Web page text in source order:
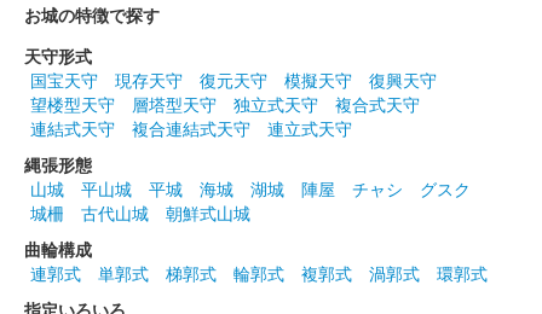
上山城 御城印
販売終了
上山城 御城印 夏限定
お城の特徴で探す
天守形式
国宝天守
現存天守 復元天守 模擬天守
復興天守
望楼型天守
層塔型天守 独立式天守
複合式天守
連結式天守
複合連結式天守
連立式天守
縄張形態
山城
平山城 平城 海城 湖城 陣屋 チャシ
グスク
城柵
古代山城
朝鮮式山城
曲輪構成
連郭式
単郭式 梯郭式 輪郭式 複郭式 渦郭式
環郭式
指定いろいろ